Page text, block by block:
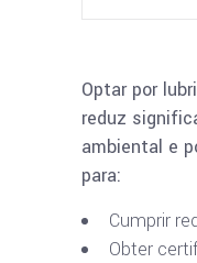
Optar por
reduz
ambiental e
para:
Cumprir
Obter